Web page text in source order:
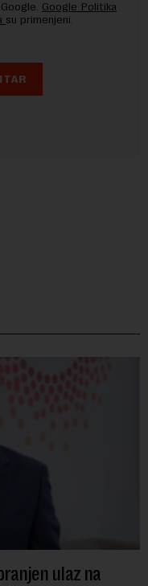
Google Politika
su primenjeni.
ulaz na